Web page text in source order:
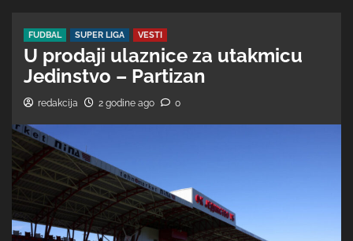
FUDBAL SUPER LIGA VESTI
U prodaji ulaznice za utakmicu
Jedinstvo – Partizan
redakcija 2 godine ago 0